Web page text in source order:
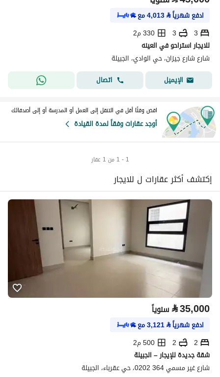
ادفع شهرياً⃁
4,013مع
3
3
330 م2
للايجار استراحو في العينه
شارع شارع جيزان، حي الوادي، الجبيلة
الإيميل
اتصال
اقض وقتًا أقل في التنقل إلى العمل أو المدرسة أو إلى أصدقائك
أوجد عقارات وفقاً لمدة القيادة
1 - 1 من 1 عقار
إكتشف أكثر عقارات ل للايجار
⃁35,000 سنوياً
ادفع شهرياً⃁
3,121مع
2
2
500 م2
شقة جديدة للإيجار – الجبيلة
شارع غير مسمي 364 0202، حي عقرباء، الجبيلة